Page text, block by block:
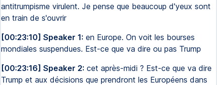
antitrumpisme virulent. Je pense que beaucoup d'yeux sont
en train de s'ouvrir
[00:23:10] Speaker 1: en Europe. On voit les bourses
mondiales suspendues. Est-ce que va dire ou pas Trump
[00:23:16] Speaker 2: cet après-midi ? Est-ce que va dire
Trump et aux décisions que prendront les Européens dans